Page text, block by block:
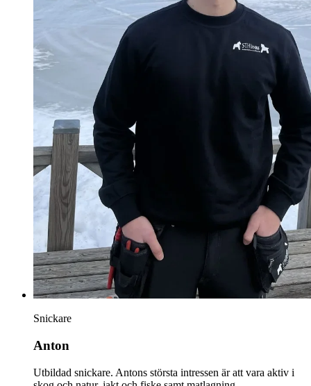
Snickare
Anton
Utbildad snickare. Antons största intressen är att vara aktiv i